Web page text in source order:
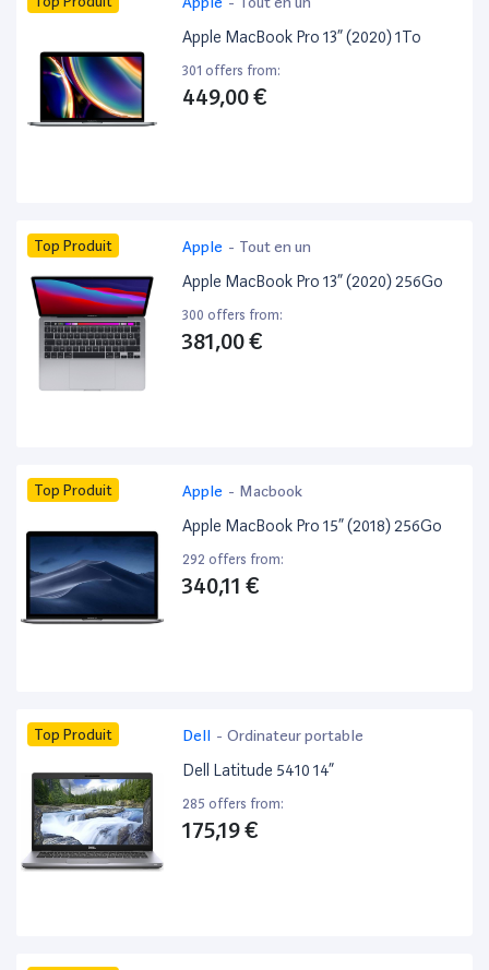
Apple MacBook Pro 13” (2020) 1To
301 offers from:
449,00 €
Top Produit Apple - Tout en un
Apple MacBook Pro 13” (2020) 256Go
300 offers from:
381,00 €
Top Produit Apple - Macbook
Apple MacBook Pro 15” (2018) 256Go
292 offers from:
340,11 €
Top Produit Dell - Ordinateur portable
Dell Latitude 5410 14”
285 offers from:
175,19 €